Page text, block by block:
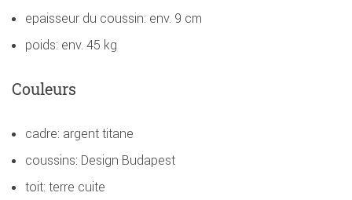
epaisseur du coussin: env. 9 cm
poids: env. 45 kg
Couleurs
cadre: argent titane
coussins: Design Budapest
toit: terre cuite